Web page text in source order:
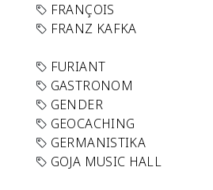
FRANÇOIS
FRANZ KAFKA
FURIANT
GASTRONOM
GENDER
GEOCACHING
GERMANISTIKA
GOJA MUSIC HALL